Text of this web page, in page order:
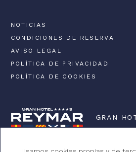
NOTICIAS
CONDICIONES DE RESERVA
AVISO LEGAL
POLÍTICA DE PRIVACIDAD
POLÍTICA DE COOKIES
GRAN
REYMAR